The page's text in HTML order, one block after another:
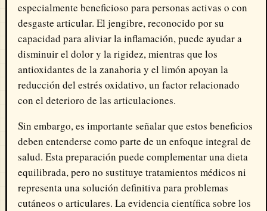
especialmente beneficioso para personas activas o con
desgaste articular. El jengibre, reconocido por su
capacidad para aliviar la inflamación, puede ayudar a
disminuir el dolor y la rigidez, mientras que los
antioxidantes de la zanahoria y el limón apoyan la
reducción del estrés oxidativo, un factor relacionado
con el deterioro de las articulaciones.
Sin embargo, es importante señalar que estos beneficios
deben entenderse como parte de un enfoque integral de
salud. Esta preparación puede complementar una dieta
equilibrada, pero no sustituye tratamientos médicos ni
representa una solución definitiva para problemas
cutáneos o articulares. La evidencia científica sobre los